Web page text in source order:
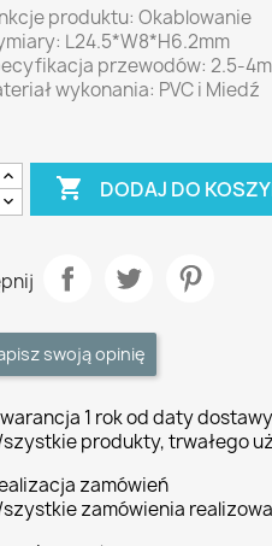
produktu: Okablowanie
L24.5*W8*H6.2mm
przewodów: 2.5-
wykonania: PVC i Miedź
 DODAJ DO
swoją opinię
1 rok od daty dostawy
produkty, trwałego
zamówień
zamówienia